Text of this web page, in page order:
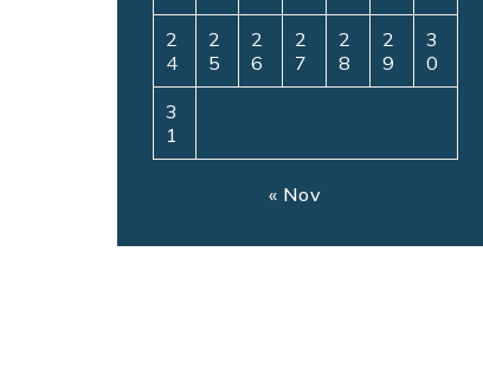
2
4
2
5
2
6
2
7
2
8
2
9
3
0
3
1
« Nov